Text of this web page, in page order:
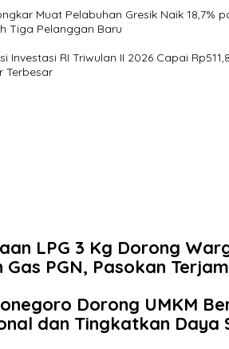
Muat Pelabuhan Gresik Naik 18,7%
Tiga Pelanggan Baru
Investasi RI Triwulan II 2026 Capai
Terbesar
LPG 3 Kg Dorong
Gas PGN, Pasokan
Dorong UMKM
dan Tingkatkan Daya